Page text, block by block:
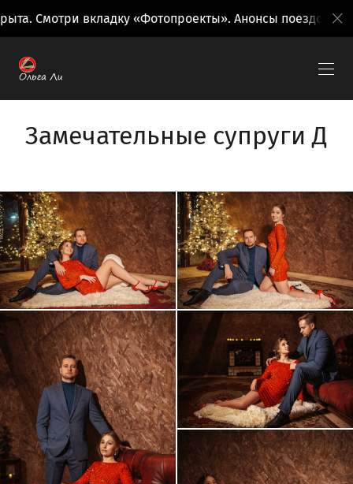
вкладку «Фотопроекты». Анонсы поездок на
Замечательные супруги Д